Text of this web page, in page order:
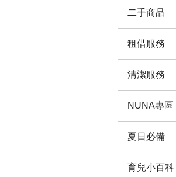
二手商品
租借服務
清潔服務
NUNA專區
夏日必備
育兒小百科